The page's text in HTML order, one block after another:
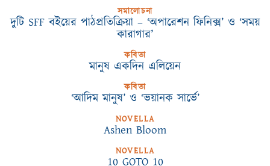
সমালোচনা
দুটি SFF বইয়ের পাঠপ্রতিক্রিয়া – ‘অপারেশন ফিনিক্স’ ও ‘সময়
কারাগার’
কবিতা
মানুষ একদিন এলিয়েন
কবিতা
‘আদিম মানুষ’ ও ‘ভয়ানক সার্ভে’
NOVELLA
Ashen Bloom
NOVELLA
10 GOTO 10